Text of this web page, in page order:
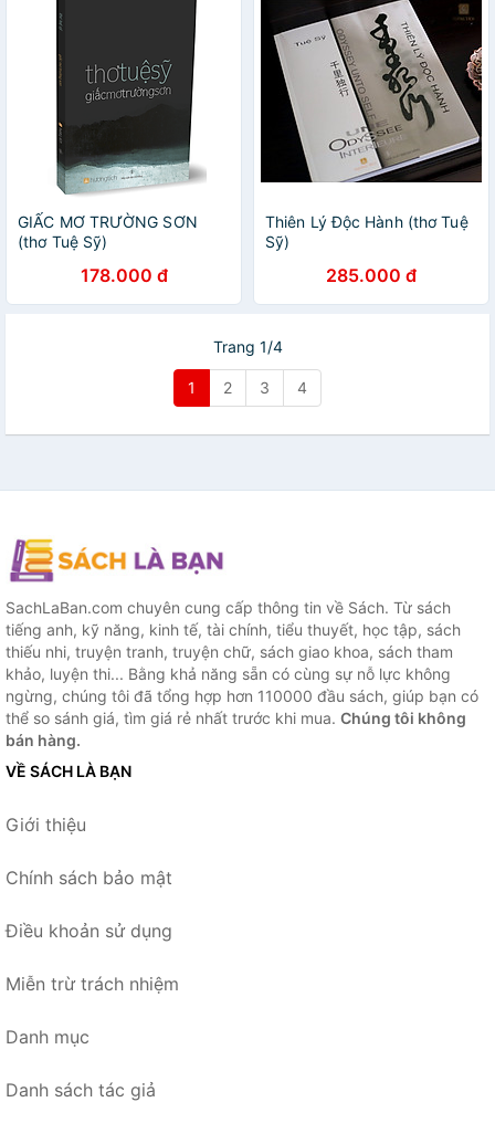
GIẤC MƠ TRƯỜNG SƠN
(thơ Tuệ Sỹ)
178.000 đ
Thiên Lý Độc Hành (thơ Tuệ
Sỹ)
285.000 đ
Trang 1/4
1 2 3 4
SachLaBan.com chuyên cung cấp thông tin về Sách. Từ sách
tiếng anh, kỹ năng, kinh tế, tài chính, tiểu thuyết, học tập, sách
thiếu nhi, truyện tranh, truyện chữ, sách giao khoa, sách tham
khảo, luyện thi... Bằng khả năng sẵn có cùng sự nỗ lực không
ngừng, chúng tôi đã tổng hợp hơn 110000 đầu sách, giúp bạn có
thể so sánh giá, tìm giá rẻ nhất trước khi mua. Chúng tôi không
bán hàng.
VỀ SÁCH LÀ BẠN
Giới thiệu
Chính sách bảo mật
Điều khoản sử dụng
Miễn trừ trách nhiệm
Danh mục
Danh sách tác giả